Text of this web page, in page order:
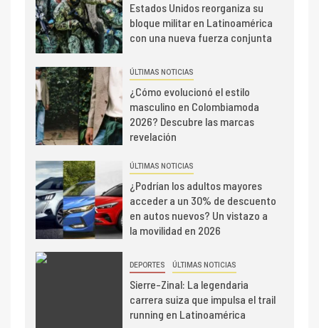
Estados Unidos reorganiza su
bloque militar en Latinoamérica
con una nueva fuerza conjunta
ÚLTIMAS NOTICIAS
¿Cómo evolucionó el estilo
masculino en Colombiamoda
2026? Descubre las marcas
revelación
ÚLTIMAS NOTICIAS
¿Podrían los adultos mayores
acceder a un 30% de descuento
en autos nuevos? Un vistazo a
la movilidad en 2026
DEPORTES ÚLTIMAS NOTICIAS
Sierre-Zinal: La legendaria
carrera suiza que impulsa el trail
running en Latinoamérica